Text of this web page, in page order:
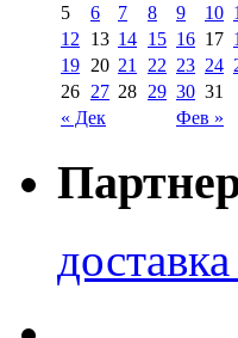
« Дек Фев »
5
6 7 8 9 10
12
13 14 15 16 17
19 20 21 22 23 24
26 27 28 29 30 31